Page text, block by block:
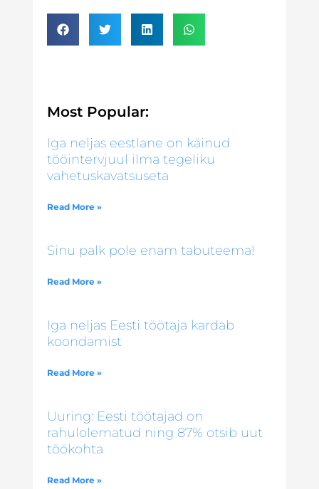
Most Popular:
Iga neljas eestlane on käinud
tööintervjuul ilma tegeliku
vahetuskavatsuseta
Read More »
Sinu palk pole enam tabuteema!
Read More »
Iga neljas Eesti töötaja kardab
koondamist
Read More »
Uuring: Eesti töötajad on
rahulolematud ning 87% otsib uut
töökohta
Read More »